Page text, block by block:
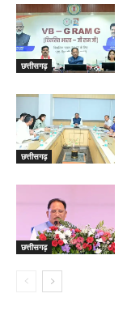
छत्तीसगढ़
छत्तीसगढ़
छत्तीसगढ़